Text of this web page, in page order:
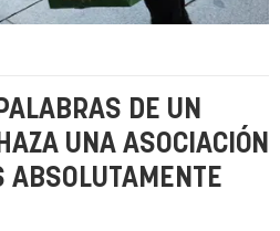
DE UN
UNA ASOCIACIÓN
ABSOLUTAMENTE